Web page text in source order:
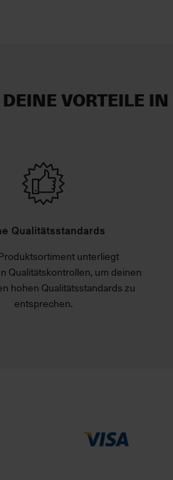
DEINE VORTEILE
Qualitätsstandards
unterliegt
Qualitätskontrollen, um deinen
hohen Qualitätsstandards zu
entsprechen.